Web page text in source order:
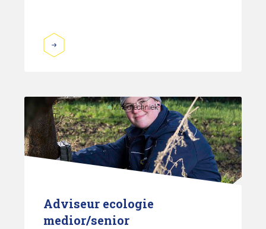
Milieutechniek
Adviseur ecologie
medior/senior